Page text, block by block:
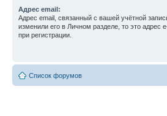
Адрес email:
Адрес email, связанный с вашей учётной
изменили его в Личном разделе, то это адрес
при регистрации.
Список форумов